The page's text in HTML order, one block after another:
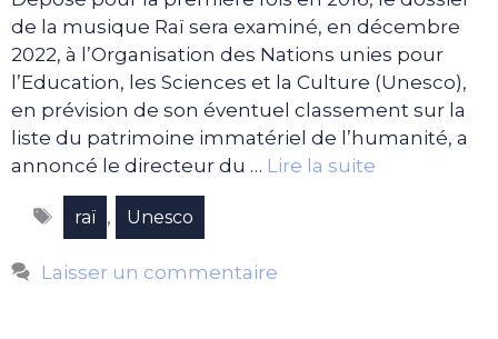
de la musique Raï sera examiné, en décembre
2022, à l’Organisation des Nations unies pour
l’Education, les Sciences et la Culture (Unesco),
en prévision de son éventuel classement sur la
liste du patrimoine immatériel de l’humanité, a
annoncé le directeur du … Lire la suite
Étiquettes
raï , Unesco
Laisser un commentaire